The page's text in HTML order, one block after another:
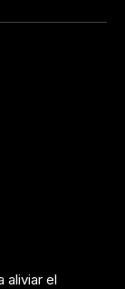
aliviar el